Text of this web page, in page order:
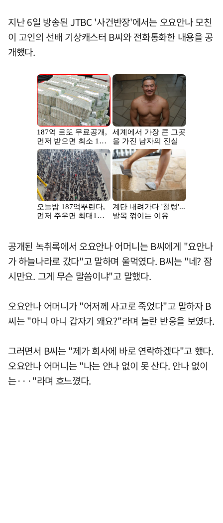
지난 6일 방송된 JTBC '사건반장'에서는 오요안나 모친
이 고인의 선배 기상캐스터 B씨와 전화통화한 내용을 공
개했다.
공개된 녹취록에서 오요안나 어머니는 B씨에게 "요안나
가 하늘나라로 갔다"고 말하며 울먹였다. B씨는 "네? 잠
시만요. 그게 무슨 말씀이냐"고 말했다.
오요안나 어머니가 "어저께 사고로 죽었다"고 말하자 B
씨는 "아니 아니 갑자기 왜요?"라며 놀란 반응을 보였다.
그러면서 B씨는 "제가 회사에 바로 연락하겠다"고 했다.
오요안나 어머니는 "나는 안나 없이 못 산다. 안나 없이
는···"라며 흐느꼈다.